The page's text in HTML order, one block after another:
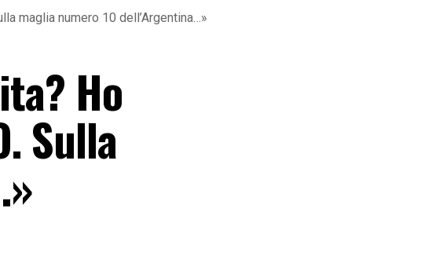
maglia numero 10 dell’Argentina…»
Ho
Sulla